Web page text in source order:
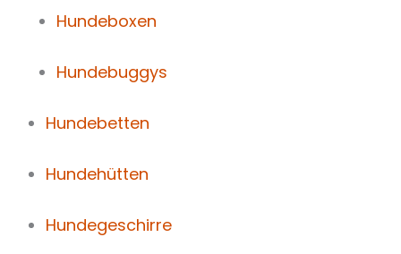
Hundeboxen
Hundebuggys
Hundebetten
Hundehütten
Hundegeschirre